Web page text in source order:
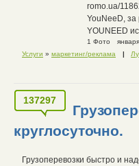
romo.ua/
YouNeeD, за
YOUNEED
1 Фото
Услуги » маркетинг/реклама |
137297
круглосуточно.
Грузоперевозки быстро и